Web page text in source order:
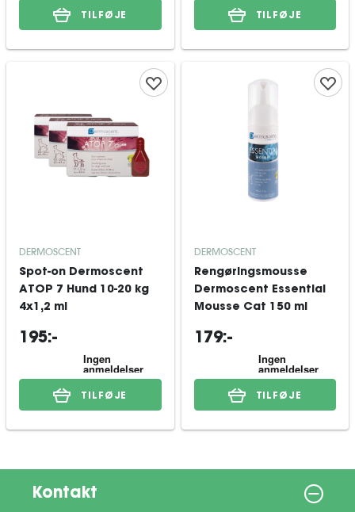
TILFØJE TILFØJE
DERMOSCENT
Spot-on Dermoscent
ATOP 7 Hund 10-20 kg
4x1,2 ml
195:-
TILFØJE
DERMOSCENT
Rengøringsmousse
Dermoscent Essential
Mousse Cat 150 ml
179:-
TILFØJE
Kontakt